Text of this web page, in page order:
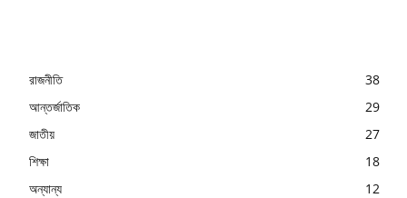
রাজনীতি
38
আন্তর্জাতিক
29
জাতীয়
27
শিক্ষা
18
অন্যান্য
12